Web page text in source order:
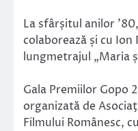
La sfârșitul anilor
colaborează și cu
lungmetrajul „Maria
Gala Premiilor Gopo
organizată de
Filmului Românesc,